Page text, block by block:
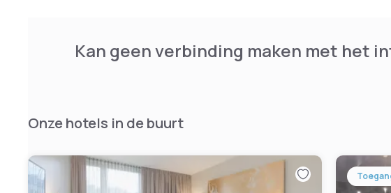
Kan geen verbinding maken met het
Onze hotels in de buurt